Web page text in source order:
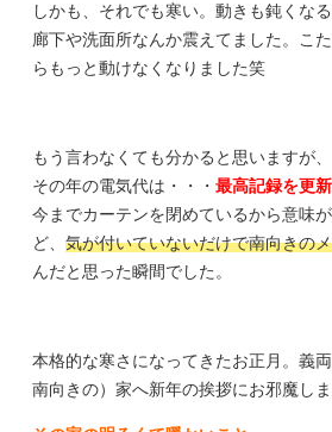
しかも、それでも寒い。動きも鈍くな
廊下や洗面所なんか震えてました。こ
らもっと動けなくなりました笑
もう言わなくても分かると思いますが、
その年の電気代は・・・ 最高記録を更新
今までカーテンを閉めているから意味
ど、 気が付いていないだけで南向きの
んだと思った瞬間でした。
本格的な寒さになってきたお正月。 義
南向きの）家へ新年の挨拶にお邪魔しま